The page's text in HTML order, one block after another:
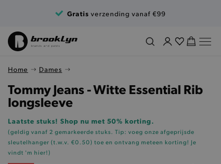
Gratis verzending vanaf €99
Home Dames
Tommy Jeans - Witte Essential Rib
longsleeve
Laatste stuks! Shop nu met 50% korting.
(geldig vanaf 2 gemarkeerde stuks. Tip: voeg onze afgeprijsde
sleutelhanger (t.w.v. €0.50) toe en ontvang meteen korting! Je
vindt 'm hier!)